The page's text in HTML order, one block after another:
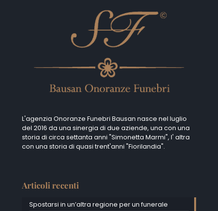
L'agenzia Onoranze Funebri Bausan nasce nel luglio
del 2016 da una sinergia di due aziende, una con una
storia di circa settanta anni "Simonetta Marmi", I' altra
con una storia di quasi trent'anni "Fiorilandia".
Articoli recenti
Spostarsi in un’altra regione per un funerale